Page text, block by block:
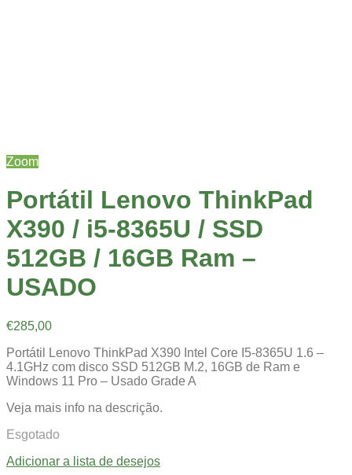
Zoom
Portátil Lenovo ThinkPad
X390 / i5-8365U / SSD
512GB / 16GB Ram –
USADO
€285,00
Portátil Lenovo ThinkPad X390 Intel Core I5-8365U 1.6 –
4.1GHz com disco SSD 512GB M.2, 16GB de Ram e
Windows 11 Pro – Usado Grade A
Veja mais info na descrição.
Esgotado
Adicionar a lista de desejos